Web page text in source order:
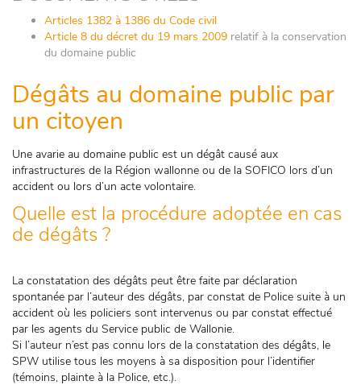
Articles 1382 à 1386 du Code civil
Article 8 du décret du 19 mars 2009 relatif à la conservation
du domaine public
Dégâts au domaine public par
un citoyen
Une avarie au domaine public est un dégât causé aux
infrastructures de la Région wallonne ou de la SOFICO lors d’un
accident ou lors d’un acte volontaire.
Quelle est la procédure adoptée en cas
de dégâts ?
La constatation des dégâts peut être faite par déclaration
spontanée par l’auteur des dégâts, par constat de Police suite à un
accident où les policiers sont intervenus ou par constat effectué
par les agents du Service public de Wallonie.
Si l’auteur n’est pas connu lors de la constatation des dégâts, le
SPW utilise tous les moyens à sa disposition pour l’identifier
(témoins, plainte à la Police, etc.).